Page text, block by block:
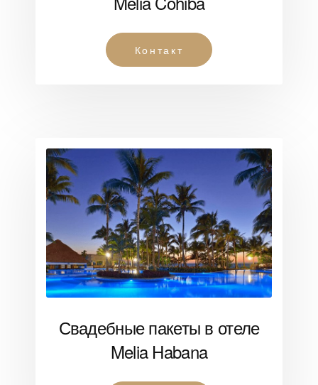
Контакт
Свадебные пакеты в отеле
Melia Habana